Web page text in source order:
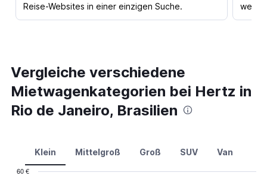
Reise-Websites in einer einzigen Suche.
Vergleiche verschiedene
Mietwagenkategorien bei Hertz in
Rio de Janeiro, Brasilien
Klein Mittelgroß Groß SUV Van
60 €